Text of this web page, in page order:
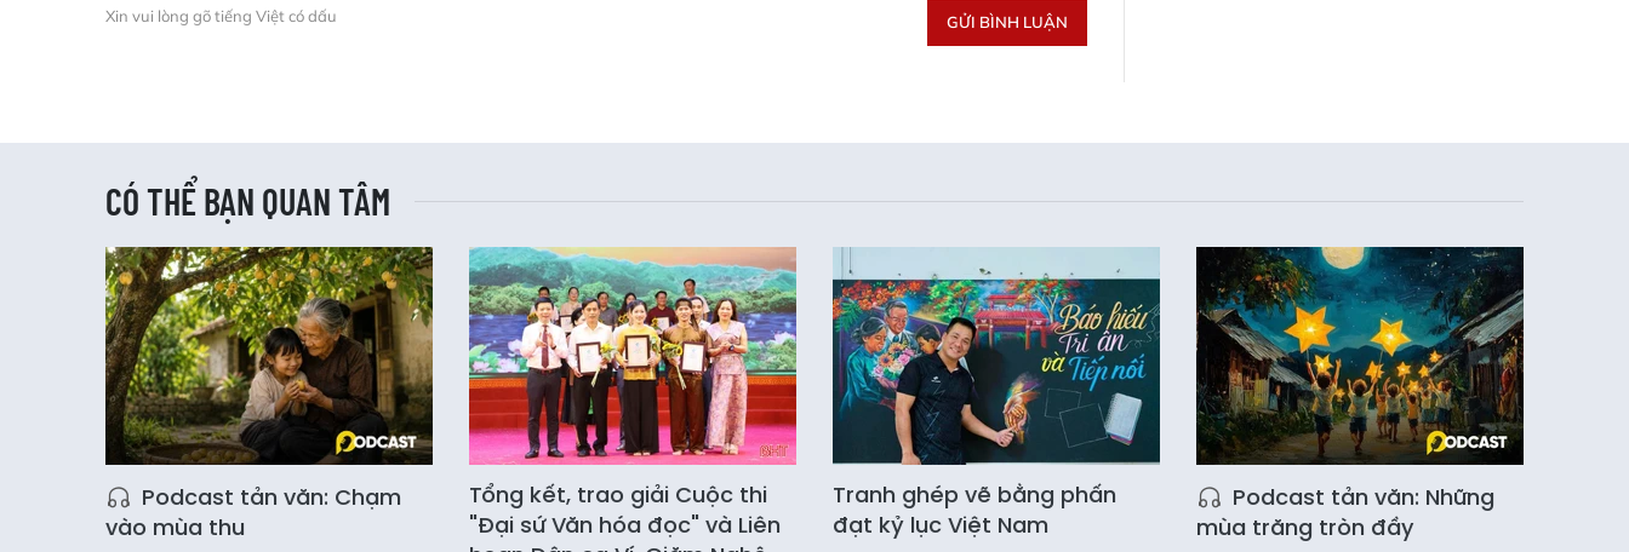
Xin vui lòng gõ tiếng Việt có dấu GỬI BÌNH LUẬN
CÓ THỂ BẠN QUAN TÂM
Podcast tản văn: Chạm
vào mùa thu
Tổng kết, trao giải Cuộc thi
"Đại sứ Văn hóa đọc" và Liên
Tranh ghép vẽ bằng phấn
đạt kỷ lục Việt Nam
Podcast tản văn: Những
mùa trăng tròn đầy